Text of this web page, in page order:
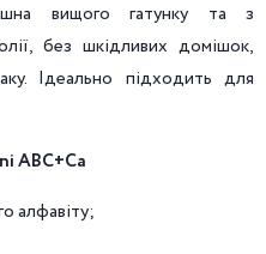
вищого гатунку та з
без шкідливих домішок,
Ідеально підходить для
ABC+Ca
алфавіту;